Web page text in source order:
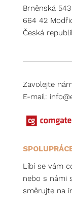
Brněnská 543
664 42
Česká
Zavolejte
E-mail:
Líbí se vám
nebo s námi
směrujte na